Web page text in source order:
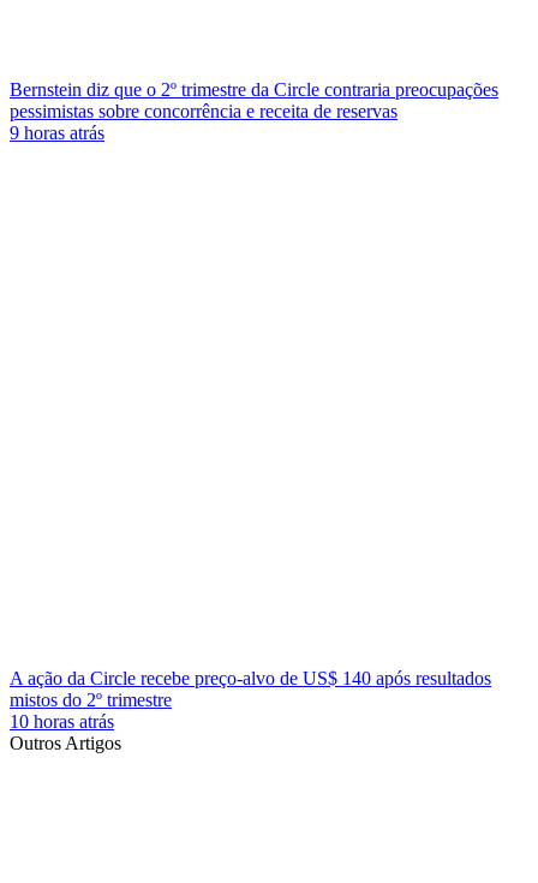
Bernstein diz que o 2º trimestre da Circle contraria preocupações
pessimistas sobre concorrência e receita de reservas
9 horas atrás
A ação da Circle recebe preço-alvo de US$ 140 após resultados
mistos do 2º trimestre
10 horas atrás
Outros Artigos